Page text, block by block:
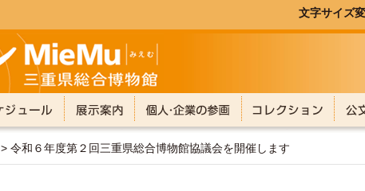
文字サイズ
> 令和６年度第２回三重県総合博物館協議会を開催します